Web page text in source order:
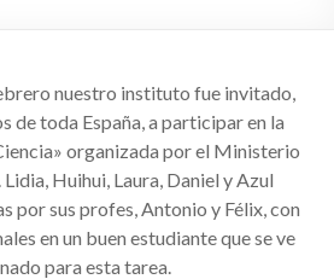
nuestro instituto fue invitado,
de toda España, a participar en la
organizada por el Ministerio
Huihui, Laura, Daniel y Azul
por sus profes, Antonio y Félix, con
en un buen estudiante que se ve
para esta tarea.